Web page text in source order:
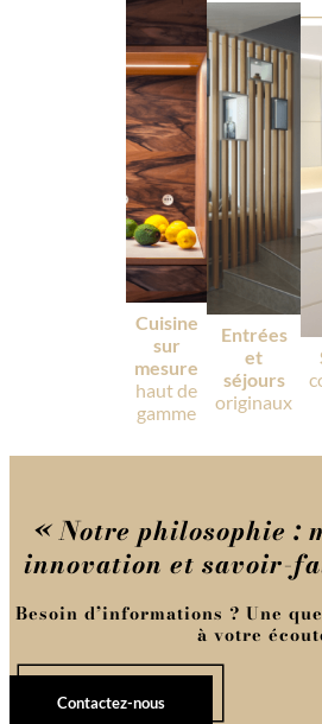
Cuisine
sur
mesure
haut de
gamme
Entrées
et
séjours
originaux
« Notre philosophie :
innovation et savoir-
Besoin d’informations ? Une
à votre
Contactez-nous